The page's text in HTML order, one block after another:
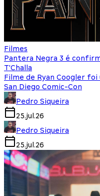
Filmes
Pantera Negra 3 é
T'Challa
Filme de Ryan Coogler foi
San Diego Comic-Con
Pedro Siqueira
25.jul.26
Pedro Siqueira
25.jul.26